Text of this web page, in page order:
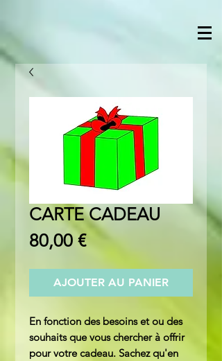
CARTE CADEAU
80,00 €Prix
AJOUTER AU PANIER
En fonction des besoins et ou des
souhaits que vous chercher à offrir
pour votre cadeau. Sachez qu'en